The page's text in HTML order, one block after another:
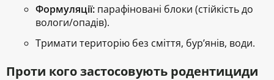
Формуляції: парафіновані блоки (стійкість до
вологи/опадів).
Тримати територію без сміття, бур’янів, води.
Проти кого застосовують родентициди